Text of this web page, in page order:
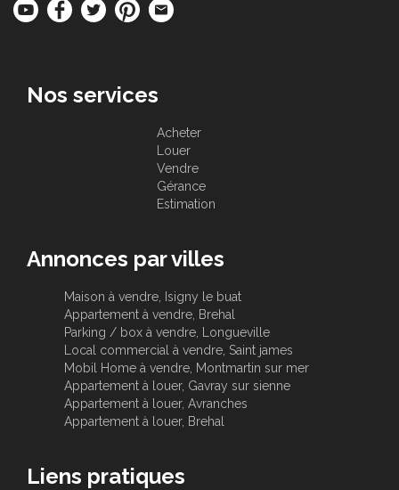
Nos services
Acheter
Louer
Vendre
Gérance
Estimation
Annonces par villes
Maison à vendre, Isigny le buat
Appartement à vendre, Brehal
Parking / box à vendre, Longueville
Local commercial à vendre, Saint james
Mobil Home à vendre, Montmartin sur mer
Appartement à louer, Gavray sur sienne
Appartement à louer, Avranches
Appartement à louer, Brehal
Liens pratiques